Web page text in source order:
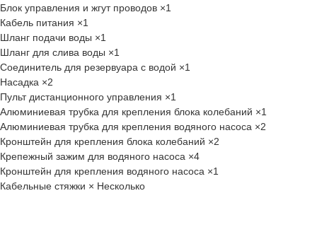
Блок управления и жгут проводов ×1
Кабель питания ×1
Шланг подачи воды ×1
Шланг для слива воды ×1
Соединитель для резервуара с водой ×1
Насадка ×2
Пульт дистанционного управления ×1
Алюминиевая трубка для крепления блока колебаний ×1
Алюминиевая трубка для крепления водяного насоса ×2
Кронштейн для крепления блока колебаний ×2
Крепежный зажим для водяного насоса ×4
Кронштейн для крепления водяного насоса ×1
Кабельные стяжки × Несколько